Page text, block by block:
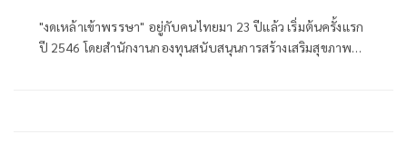
"งดเหล้าเข้าพรรษา" อยู่กับคนไทยมา 23 ปีแล้ว เริ่มต้นครั้งแรก
ปี 2546 โดยสำนักงานกองทุนสนับสนุนการสร้างเสริมสุขภาพ